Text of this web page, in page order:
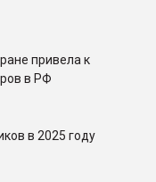
привела к
в РФ
в 2025 году